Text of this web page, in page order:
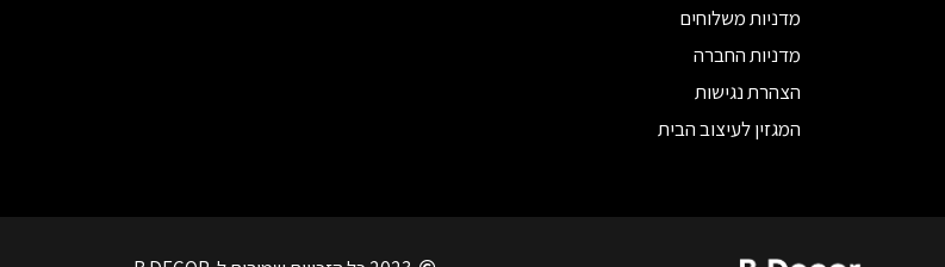
מדניות משלוחים
מדניות החברה
הצהרת נגישות
המגזין לעיצוב הבית